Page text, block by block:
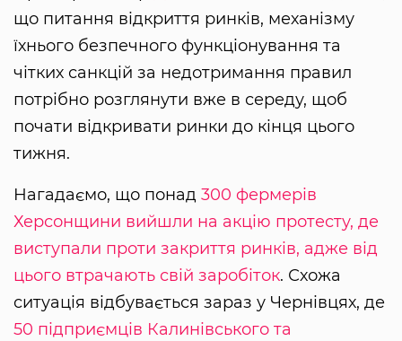
що питання відкриття ринків, механізму
їхнього безпечного функціонування та
чітких санкцій за недотримання правил
потрібно розглянути вже в середу, щоб
почати відкривати ринки до кінця цього
тижня.
Нагадаємо, що понад 300 фермерів
Херсонщини вийшли на акцію протесту, де
виступали проти закриття ринків, адже від
цього втрачають свій заробіток. Схожа
ситуація відбувається зараз у Чернівцях, де
50 підприємців Калинівського та